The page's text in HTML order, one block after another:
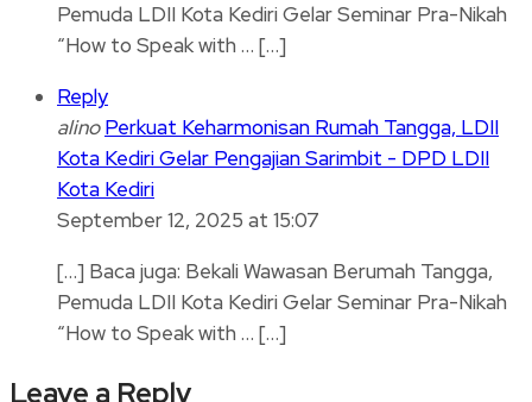
Pemuda LDII Kota Kediri Gelar Seminar Pra-Nikah
“How to Speak with … […]
Reply
alino Perkuat Keharmonisan Rumah Tangga, LDII
Kota Kediri Gelar Pengajian Sarimbit - DPD LDII
Kota Kediri
September 12, 2025 at 15:07
[…] Baca juga: Bekali Wawasan Berumah Tangga,
Pemuda LDII Kota Kediri Gelar Seminar Pra-Nikah
“How to Speak with … […]
Leave a Reply